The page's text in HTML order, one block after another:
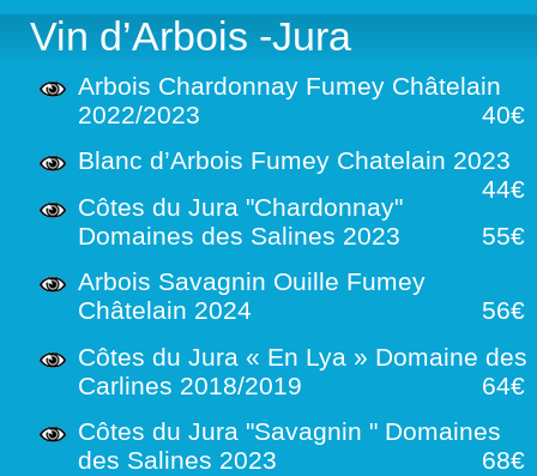
Vin d’Arbois -Jura
Arbois Chardonnay Fumey Châtelain
2022/2023
40€
Blanc d’Arbois Fumey Chatelain 2023
44€
Côtes du Jura "Chardonnay"
Domaines des Salines 2023
55€
Arbois Savagnin Ouille Fumey
Châtelain 2024
56€
Côtes du Jura « En Lya » Domaine des
Carlines 2018/2019
64€
Côtes du Jura "Savagnin " Domaines
des Salines 2023
68€